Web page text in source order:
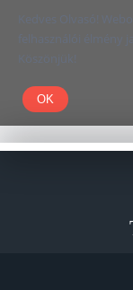
Kedves Olvasó!
felhasználói élmény
Köszönjük!